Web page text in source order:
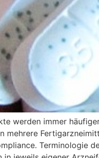
werden immer
mehrere
Terminologie